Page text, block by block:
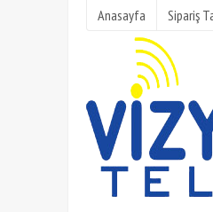
Anasayfa Sipariş